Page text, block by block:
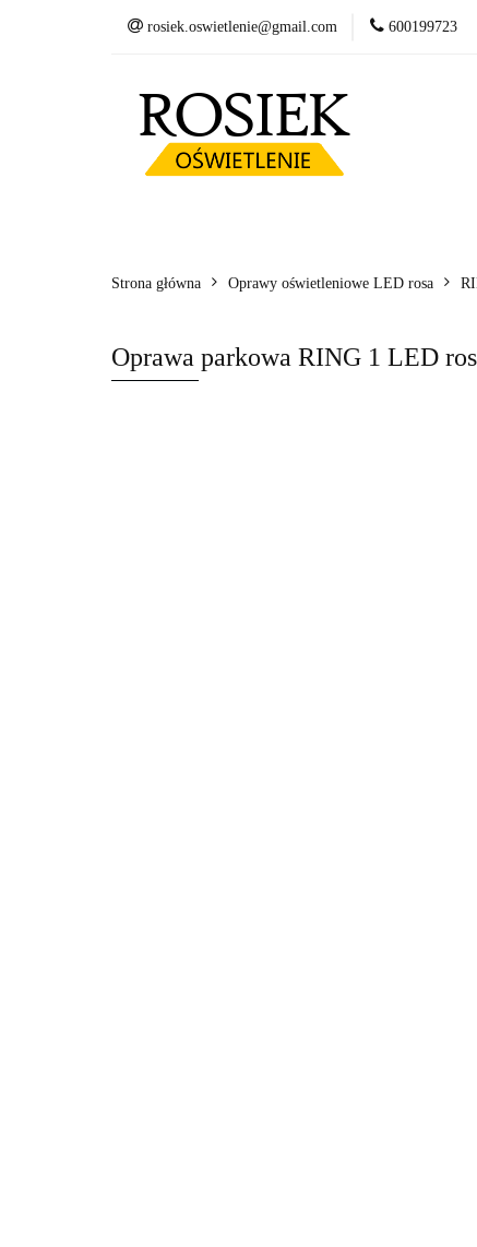
rosiek.oswietlenie@gmail.com 600199723
Kosze zbrojeniowe
Słupy
Strona główna Oprawy oświetleniowe LED rosa
Oprawa parkowa RING 1 LED